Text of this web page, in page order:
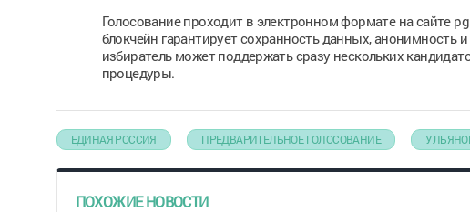
Голосование проходит в электронном формате на сайте
блокчейн гарантирует сохранность данных,
избиратель может поддержать сразу нескольких
процедуры.
ЕДИНАЯ РОССИЯ ПРЕДВАРИТЕЛЬНОЕ ГОЛОСОВАНИЕ
ПОХОЖИЕ НОВОСТИ